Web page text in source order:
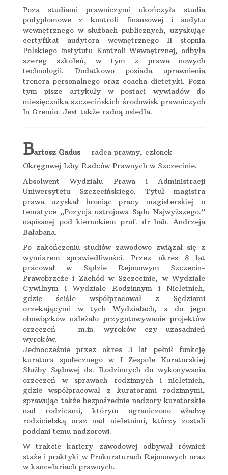
Poza studiami prawniczymi ukończyła studia
podyplomowe z kontroli finansowej i audytu
wewnętrznego w służbach publicznych, uzyskując
certyfikat audytora wewnętrznego II stopnia
Polskiego Instytutu Kontroli Wewnętrznej, odbyła
szereg szkoleń, w tym z prawa nowych
technologii. Dodatkowo posiada uprawnienia
trenera personalnego oraz coacha dietetyki. Poza
tym pisze artykuły w postaci wywiadów do
miesięcznika szczecińskich środowisk prawniczych
In Gremio. Jest także radną osiedla.
Bartosz Gadus – radca prawny, członek
Okręgowej Izby Radców Prawnych w Szczecinie.
Absolwent Wydziału Prawa i Administracji
Uniwersytetu Szczecińskiego. Tytuł magistra
prawa uzyskał broniąc pracy magisterskiej o
tematyce „Pozycja ustrojowa Sądu Najwyższego.”
napisanej pod kierunkiem prof. dr hab. Andrzeja
Bałabana.
Po zakończeniu studiów zawodowo związał się z
wymiarem sprawiedliwości. Przez okres 8 lat
pracował w Sądzie Rejonowym Szczecin-
Prawobrzeże i Zachód w Szczecinie, w Wydziale
Cywilnym i Wydziale Rodzinnym i Nieletnich,
gdzie ściśle współpracował z Sędziami
orzekającymi w tych Wydziałach, a do jego
obowiązków należało przygotowywanie projektów
orzeczeń – m.in. wyroków czy uzasadnień
wyroków.
Jednocześnie przez okres 3 lat pełnił funkcję
kuratora społecznego w I Zespole Kuratorskiej
Służby Sądowej ds. Rodzinnych do wykonywania
orzeczeń w sprawach rodzinnych i nieletnich,
gdzie współpracował z kuratorami rodzinnymi,
sprawując także bezpośrednie nadzory kuratorskie
nad rodzicami, którym ograniczono władzę
rodzicielską oraz nad nieletnimi, którzy zostali
poddani temu nadzorowi.
W trakcie kariery zawodowej odbywał również
staże i praktyki w Prokuraturach Rejonowych oraz
w kancelariach prawnych.